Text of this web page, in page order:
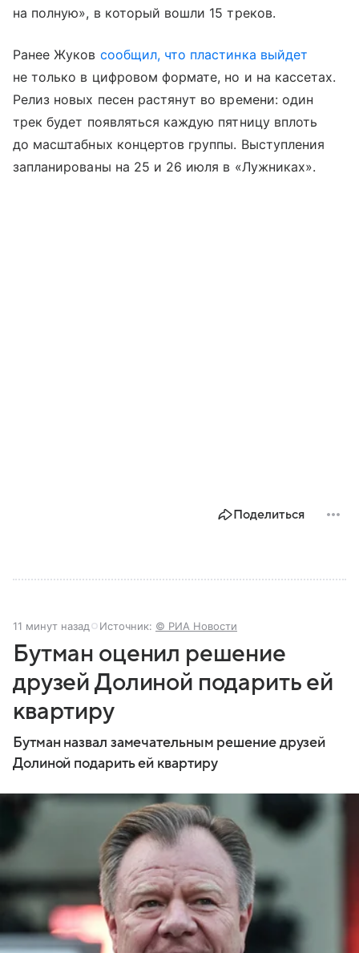
на полную», в который вошли 15 треков.
Ранее Жуков сообщил, что пластинка выйдет
не только в цифровом формате, но и на кассетах.
Релиз новых песен растянут во времени: один
трек будет появляться каждую пятницу вплоть
до масштабных концертов группы. Выступления
запланированы на 25 и 26 июля в «Лужниках».
Поделиться
11 минут назад Источник: © РИА Новости
Бутман оценил решение
друзей Долиной подарить ей
квартиру
Бутман назвал замечательным решение друзей
Долиной подарить ей квартиру